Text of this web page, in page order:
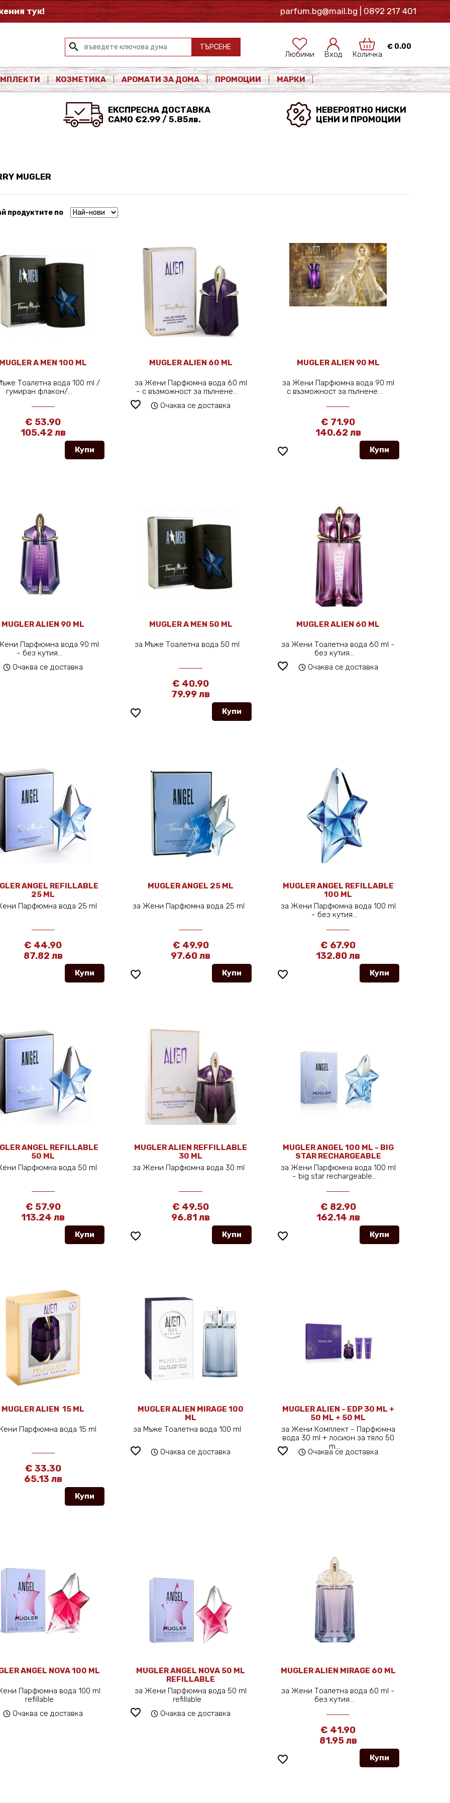
тук! parfum.bg@mail.bg| 0892 217 401
Количка
€ 0.00
Вход
Любими
search ТЪРСЕНЕ
КОЗМЕТИКА АРОМАТИ ЗА ДОМА ПРОМОЦИИ МАРКИ
ЕКСПРЕСНА ДОСТАВКА
САМО €2.99 / 5.85лв.
НЕВЕРОЯТНО НИСКИ
ЦЕНИ И ПРОМОЦИИ
MUGLER
продуктите по
A MEN 100 ML
Тоалетна вода 100 ml /
гумиран флакон/...
€ 53.90
105.42 лв
Купи
favorite_border
MUGLER ALIEN 60 ML
за Жени Парфюмна вода 60 ml
- с възможност за пълнене...
Очаква се доставка
favorite_border
MUGLER ALIEN 90 ML
за Жени Парфюмна вода 90 ml
с възможност за пълнене...
€ 71.90
140.62 лв
Купи
MUGLER ALIEN 90 ML
Парфюмна вода 90 ml
- без кутия...
Очаква се доставка
favorite_border
MUGLER A MEN 50 ML
за Мъже Тоалетна вода 50 ml
€ 40.90
79.99 лв
Купи
favorite_border
MUGLER ALIEN 60 ML
за Жени Тоалетна вода 60 ml -
без кутия...
Очаква се доставка
ANGEL REFILLABLE
25 ML
Парфюмна вода 25 ml
€ 44.90
87.82 лв
Купи favorite_border
MUGLER ANGEL 25 ML
за Жени Парфюмна вода 25 ml
€ 49.90
97.60 лв
Купи favorite_border
MUGLER ANGEL REFILLABLE
100 ML
за Жени Парфюмна вода 100 ml
- без кутия...
€ 67.90
132.80 лв
Купи
ANGEL REFILLABLE
50 ML
Парфюмна вода 50 ml
€ 57.90
113.24 лв
Купи favorite_border
MUGLER ALIEN REFFILLABLE
30 ML
за Жени Парфюмна вода 30 ml
€ 49.50
96.81 лв
Купи favorite_border
MUGLER ANGEL 100 ML - BIG
STAR RECHARGEABLE
за Жени Парфюмна вода 100 ml
- big star rechargeable...
€ 82.90
162.14 лв
Купи
MUGLER ALIEN 15 ML
Парфюмна вода 15 ml
€ 33.30
65.13 лв
Купи
favorite_border
MUGLER ALIEN MIRAGE 100
ML
за Мъже Тоалетна вода 100 ml
Очаква се доставка favorite_border
MUGLER ALIEN - EDP 30 ML +
50 ML + 50 ML
за Жени Комплект - Парфюмна
вода 30 ml + лосион за тяло 50
m...
Очаква се доставка
ANGEL NOVA 100 ML
Парфюмна вода 100 ml
refillable
Очаква се доставка
favorite_border
MUGLER ANGEL NOVA 50 ML
REFILLABLE
за Жени Парфюмна вода 50 ml
refillable
Очаква се доставка
favorite_border
MUGLER ALIEN MIRAGE 60 ML
за Жени Тоалетна вода 60 ml -
без кутия...
€ 41.90
81.95 лв
Купи